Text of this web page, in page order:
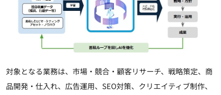
対象となる業務は、市場・競合・顧客リサーチ、戦略策定、商
品開発・仕入れ、広告運用、SEO対策、クリエイティブ制作、